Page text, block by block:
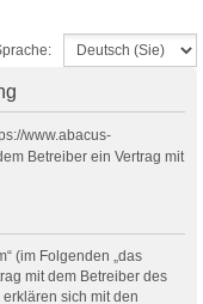
www.abacus-
Betreiber ein Vertrag mit
(im Folgenden „das
mit dem Betreiber des
sich mit den